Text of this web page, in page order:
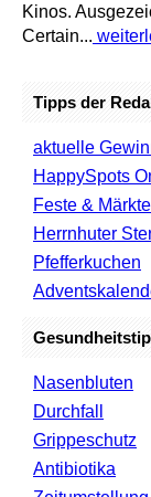
Kinos.
Certain...
Tipps der
aktuelle
HappySpots
Feste &
Herrnhuter
Pfefferkuchen
Nasenbluten
Durchfall
Grippeschutz
Antibiotika